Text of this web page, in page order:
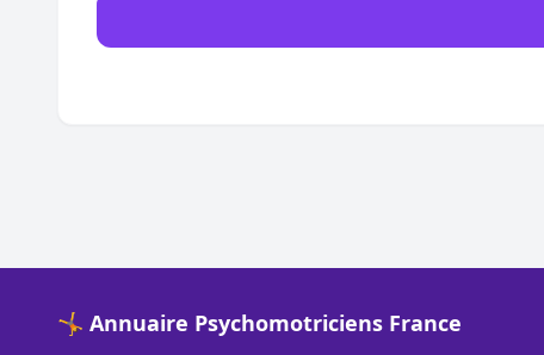
🤸 Annuaire Psychomotriciens France